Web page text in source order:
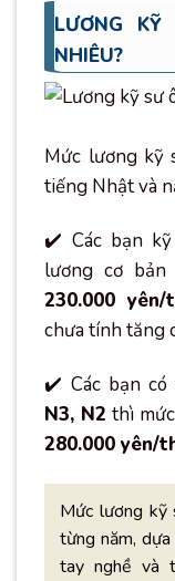
LƯƠNG
NHIÊU?
Mức lương kỹ
tiếng Nhật và
✔️ Các bạn
lương cơ bản
230.000
chưa tính tăng
✔️ Các bạn
N3, N2 thì
280.000 yên/
Mức lương
từng năm,
tay nghề và